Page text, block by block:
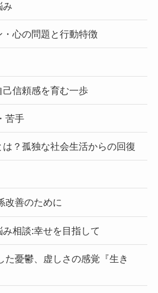
み
心の問題と行動特徴
信頼感を育む一歩
苦手
？孤独な社会生活からの回復
改善のために
相談:幸せを目指して
た憂鬱、虚しさの感覚『生き